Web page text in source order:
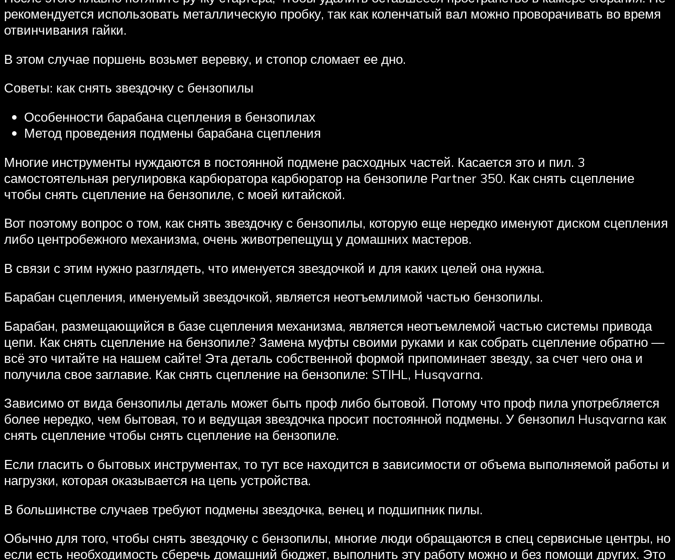
рекомендуется использовать металлическую пробку, так как коленчатый вал можно проворачивать во время
отвинчивания гайки.
В этом случае поршень возьмет веревку, и стопор сломает ее дно.
Советы: как снять звездочку с бензопилы
Особенности барабана сцепления в бензопилах
Метод проведения подмены барабана сцепления
Многие инструменты нуждаются в постоянной подмене расходных частей. Касается это и пил. 3
самостоятельная регулировка карбюратора карбюратор на бензопиле Partner 350. Как снять сцепление
чтобы снять сцепление на бензопиле, с моей китайской.
Вот поэтому вопрос о том, как снять звездочку с бензопилы, которую еще нередко именуют диском сцепления
либо центробежного механизма, очень животрепещущ у домашних мастеров.
В связи с этим нужно разглядеть, что именуется звездочкой и для каких целей она нужна.
Барабан сцепления, именуемый звездочкой, является неотъемлимой частью бензопилы.
Барабан, размещающийся в базе сцепления механизма, является неотъемлемой частью системы привода
цепи. Как снять сцепление на бензопиле? Замена муфты своими руками и как собрать сцепление обратно —
всё это читайте на нашем сайте! Эта деталь собственной формой припоминает звезду, за счет чего она и
получила свое заглавие. Как снять сцепление на бензопиле: STIHL, Husqvarna.
Зависимо от вида бензопилы деталь может быть проф либо бытовой. Потому что проф пила употребляется
более нередко, чем бытовая, то и ведущая звездочка просит постоянной подмены. У бензопил Husqvarna как
снять сцепление чтобы снять сцепление на бензопиле.
Если гласить о бытовых инструментах, то тут все находится в зависимости от объема выполняемой работы и
нагрузки, которая оказывается на цепь устройства.
В большинстве случаев требуют подмены звездочка, венец и подшипник пилы.
Обычно для того, чтобы снять звездочку с бензопилы, многие люди обращаются в спец сервисные центры, но
если есть необходимость сберечь домашний бюджет, выполнить эту работу можно и без помощи других. Это